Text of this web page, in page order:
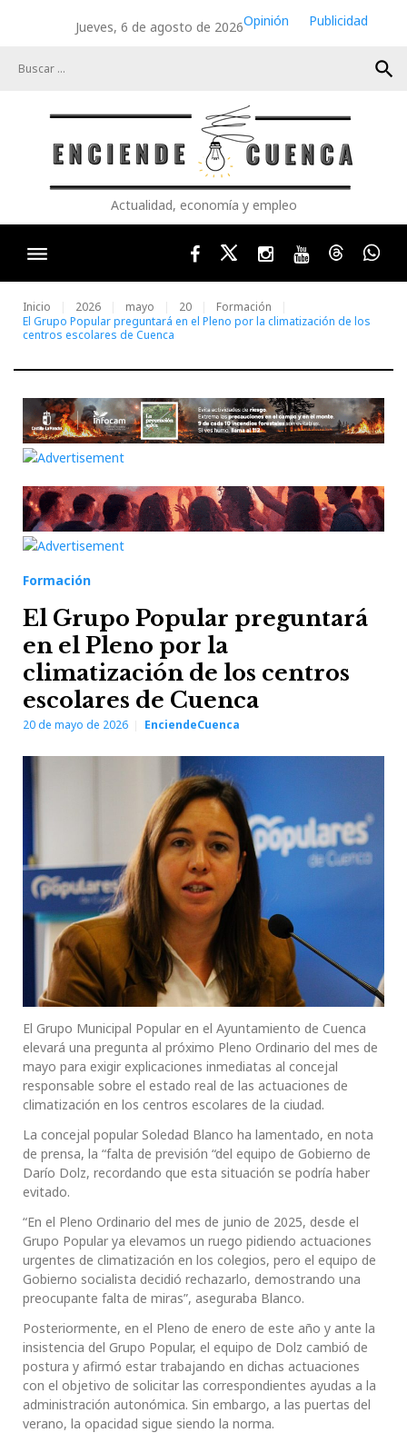
Jueves, 6 de agosto de 2026Opinión
Publicidad
search
Actualidad, economía y empleo
FacebookTwitterInstagram
YoutubeThreads
Inicio 2026 mayo 20
Formación
El Grupo Popular preguntará en el Pleno por la climatización de los
centros escolares de Cuenca
Formación
El Grupo Popular preguntará
en el Pleno por la
climatización de los centros
escolares de Cuenca
20 de mayo de 2026 EnciendeCuenca
El Grupo Municipal Popular en el Ayuntamiento de Cuenca
elevará una pregunta al próximo Pleno Ordinario del mes de
mayo para exigir explicaciones inmediatas al concejal
responsable sobre el estado real de las actuaciones de
climatización en los centros escolares de la ciudad.
La concejal popular Soledad Blanco ha lamentado, en nota
de prensa, la “falta de previsión “del equipo de Gobierno de
Darío Dolz, recordando que esta situación se podría haber
evitado.
“En el Pleno Ordinario del mes de junio de 2025, desde el
Grupo Popular ya elevamos un ruego pidiendo actuaciones
urgentes de climatización en los colegios, pero el equipo de
Gobierno socialista decidió rechazarlo, demostrando una
preocupante falta de miras”, aseguraba Blanco.
Posteriormente, en el Pleno de enero de este año y ante la
insistencia del Grupo Popular, el equipo de Dolz cambió de
postura y afirmó estar trabajando en dichas actuaciones
con el objetivo de solicitar las correspondientes ayudas a la
administración autonómica. Sin embargo, a las puertas del
verano, la opacidad sigue siendo la norma.